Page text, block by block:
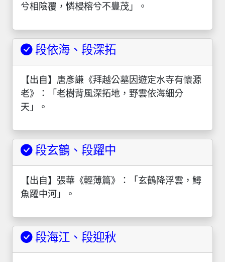
兮相陰覆，憐梫榕兮不豐茂」。
段依海、段深拓
【出自】唐彥謙《拜越公墓因遊定水寺有懷源
老》：「老樹背風深拓地，野雲依海細分
天」。
段玄鶴、段躍中
【出自】張華《輕薄篇》：「玄鶴降浮雲，鱘
魚躍中河」。
段海江、段迎秋